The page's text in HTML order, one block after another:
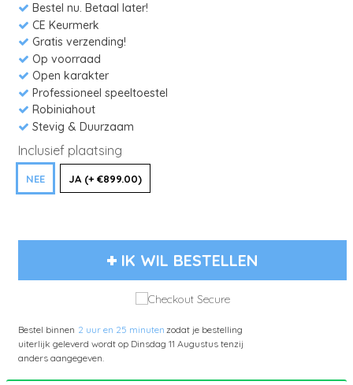
Bestel nu. Betaal later!
CE Keurmerk
Gratis verzending!
Op voorraad
Open karakter
Professioneel speeltoestel
Robiniahout
Stevig & Duurzaam
Inclusief plaatsing
NEE JA (+ €899.00)
IK WIL BESTELLEN
Bestel binnen 2 uur en 25 minutenzodat je bestelling
uiterlijk geleverd wordt op Dinsdag 11 Augustus tenzij
anders aangegeven.